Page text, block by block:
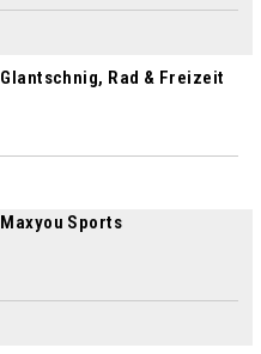
Glantschnig, Rad & Freizeit
Maxyou Sports